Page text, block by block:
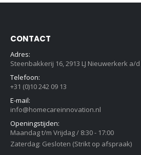
CONTACT
Adres:
Steenbakkerij 16, 2913 LJ Nieuwerkerk a/
Telefoon:
+31 (0)10 242 09 13
E-mail:
info@homecareinnovation.nl
Openingstijden:
Maandag t/m Vrijdag / 8:30 - 17:00
Zaterdag: Gesloten (Strikt op afspraak)